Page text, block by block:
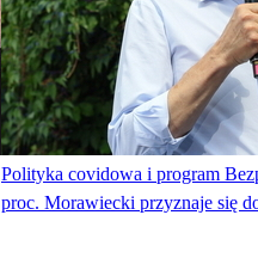
Polityka covidowa i program
proc. Morawiecki przyznaje się